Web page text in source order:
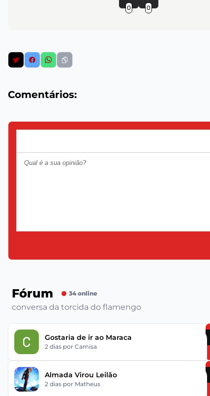
0 0
Comentários:
Fórum 34 online
conversa da torcida do flamengo
Gostaria de ir ao Maraca
2 dias por Camisa
Almada Virou Leilão
2 dias por Matheus